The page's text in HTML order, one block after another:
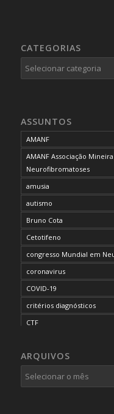
CATEGORIAS
Categorias
ASSUNTOS
AMANF
AMANF Associação
Neurofibromatoses
amusia
autismo
Bruno Cota
Cetotifeno
congresso Mundial em
coronavirus
COVID-19
critérios diagnósticos
CTF
desordem do
diagnóstico
dificuldades cognitivas
ARQUIVOS